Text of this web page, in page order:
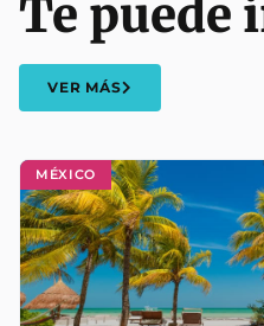
MÉXICO
Te puede
VER MÁS